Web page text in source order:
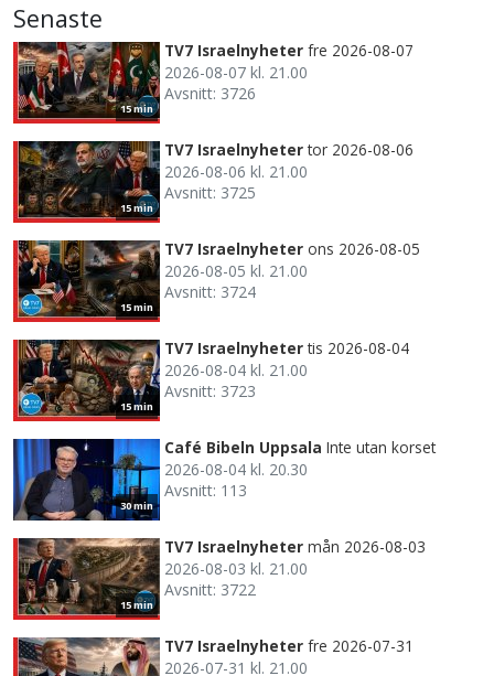
Senaste
15 min
TV7 Israelnyheter fre 2026-08-07
2026-08-07 kl. 21.00
Avsnitt: 3726
15 min
TV7 Israelnyheter tor 2026-08-06
2026-08-06 kl. 21.00
Avsnitt: 3725
15 min
TV7 Israelnyheter ons 2026-08-05
2026-08-05 kl. 21.00
Avsnitt: 3724
15 min
TV7 Israelnyheter tis 2026-08-04
2026-08-04 kl. 21.00
Avsnitt: 3723
30 min
Café Bibeln Uppsala Inte utan korset
2026-08-04 kl. 20.30
Avsnitt: 113
15 min
TV7 Israelnyheter mån 2026-08-03
2026-08-03 kl. 21.00
Avsnitt: 3722
TV7 Israelnyheter fre 2026-07-31
2026-07-31 kl. 21.00